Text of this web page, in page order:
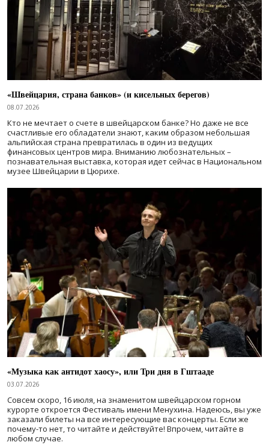
«Швейцария, страна банков» (и кисельных берегов)
08.07.2026
Кто не мечтает о счете в швейцарском банке? Но даже не все
счастливые его обладатели знают, каким образом небольшая
альпийская страна превратилась в один из ведущих
финансовых центров мира. Вниманию любознательных –
познавательная выставка, которая идет сейчас в Национальном
музее Швейцарии в Цюрихе.
«Музыка как антидот хаосу», или Три дня в Гштааде
03.07.2026
Совсем скоро, 16 июля, на знаменитом швейцарском горном
курорте откроется Фестиваль имени Менухина. Надеюсь, вы уже
заказали билеты на все интересующие вас концерты. Если же
почему-то нет, то читайте и действуйте! Впрочем, читайте в
любом случае.